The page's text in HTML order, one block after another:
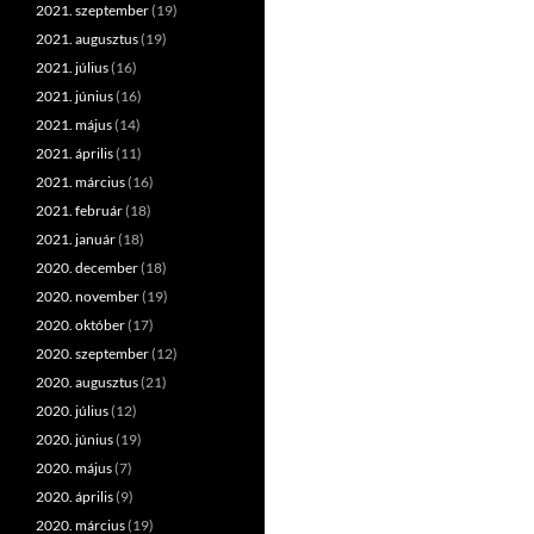
2021. szeptember(19)
2021. augusztus(19)
2021. július(16)
2021. június(16)
2021. május(14)
2021. április(11)
2021. március(16)
2021. február(18)
2021. január(18)
2020. december(18)
2020. november(19)
2020. október(17)
2020. szeptember(12)
2020. augusztus(21)
2020. július(12)
2020. június(19)
2020. május(7)
2020. április(9)
2020. március(19)